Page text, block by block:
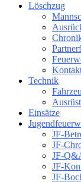
Löschzug
Technik
Einsätze
JF-
JF-
JF-
JF-
JF-